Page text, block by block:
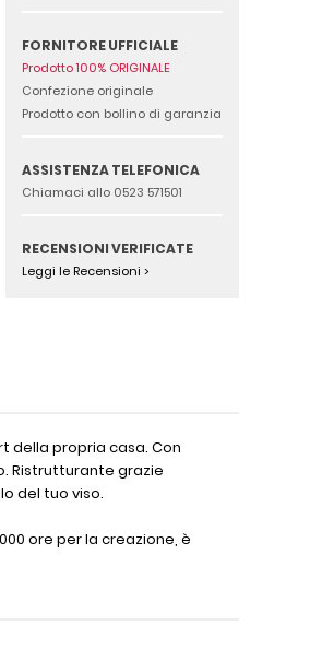
FORNITORE UFFICIALE
Prodotto 100% ORIGINALE
Confezione originale
Prodotto con bollino di garanzia
ASSISTENZA TELEFONICA
Chiamaci allo 0523 571501
RECENSIONI VERIFICATE
Leggi le Recensioni >
della propria casa. Con
Ristrutturante grazie
del tuo viso.
ore per la creazione, è